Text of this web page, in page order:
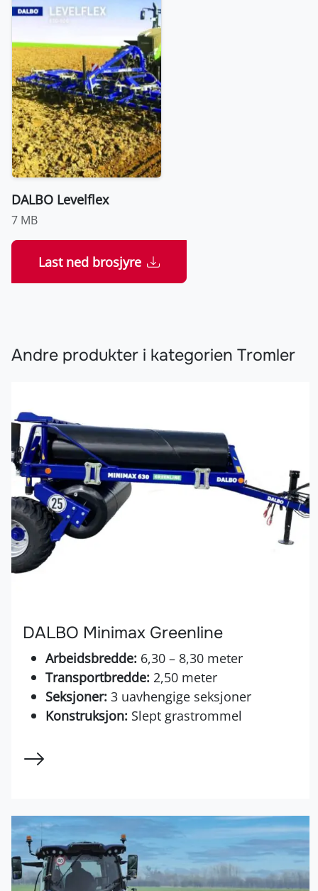
DALBO Levelflex
7 MB
Last ned brosjyre
Andre produkter i kategorien Tromler
DALBO Minimax Greenline
Arbeidsbredde: 6,30 – 8,30 meter
Transportbredde: 2,50 meter
Seksjoner: 3 uavhengige seksjoner
Konstruksjon: Slept grastrommel